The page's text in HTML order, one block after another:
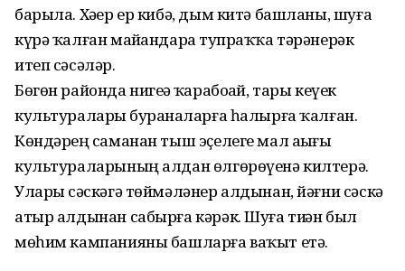
барыла. Хәҙер ер кибә, дым китә башланы, шуға
күрә ҡалған майҙандарҙа тупраҡҡа тәрәнерәк
итеп сәсәләр.
Бөгөн районда нигеҙҙә ҡарабоҙай, тары кеүек
культураларҙы бураҙналарға һалырға ҡалған.
Көндәрҙең саманан тыш эҫелеге мал аҙығы
культураларының алдан өлгөрөүенә килтерә.
Уларҙы сәскәгә төймәләнер алдынан, йәғни сәскә
атыр алдынан сабырға кәрәк. Шуға тиҙҙән был
мөһим кампанияны башларға ваҡыт етә.